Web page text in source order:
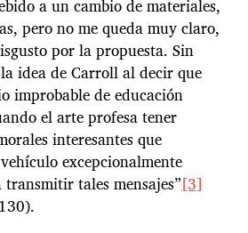
a un cambio de materiales,
pero no me queda muy claro,
por la propuesta. Sin
idea de Carroll al decir que
improbable de educación
el arte profesa tener
interesantes que
excepcionalmente
tales mensajes”[3]